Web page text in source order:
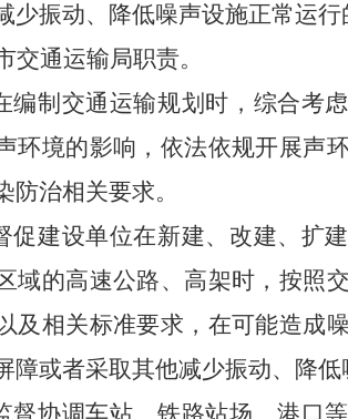
少振动、降低噪声设施正常运行
交通运输局职责。
编制交通运输规划时，综合考
环境的影响，依法依规开展声
防治相关要求。
促建设单位在新建、改建、扩
域的高速公路、高架时，按照
及相关标准要求，在可能造成
障或者采取其他减少振动、降
督协调车站、铁路站场、港口